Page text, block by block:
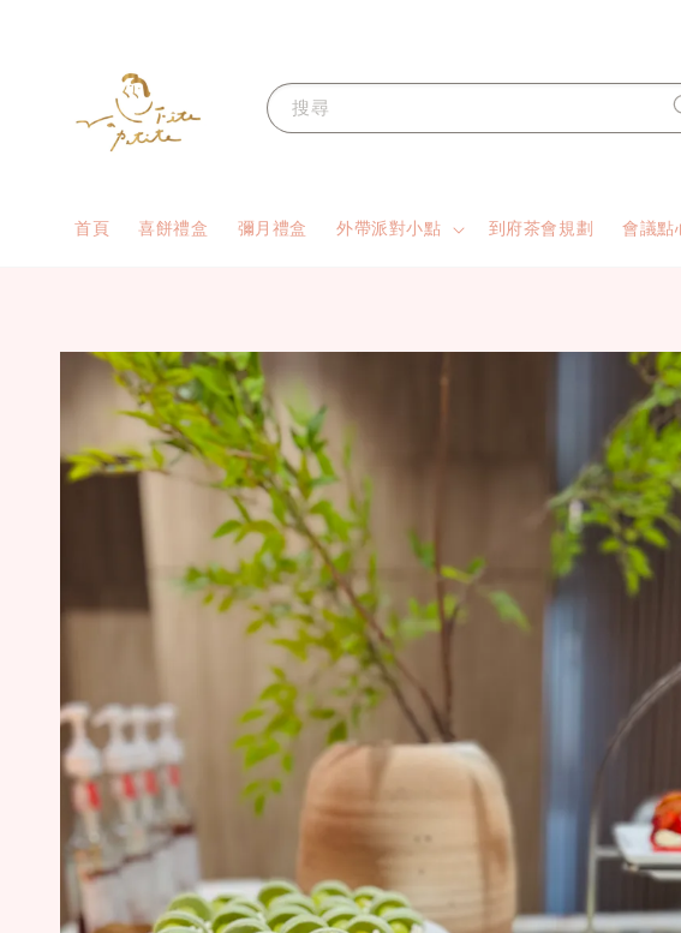
搜尋
首頁 喜餅禮盒 彌月禮盒 外帶派對小點 到府茶會規劃 會議點